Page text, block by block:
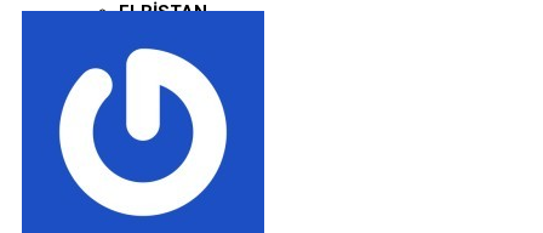
ELBISTAN
GÖKSUN
NURHAK